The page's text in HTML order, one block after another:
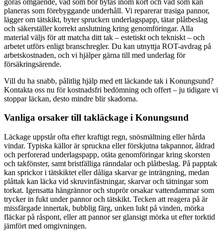
planeras som förebyggande underhåll. Vi reparerar trasiga pannor,
lägger om tätskikt, byter sprucken underlagspapp, tätar plåtbeslag
och säkerställer korrekt anslutning kring genomföringar. Alla
material väljs för att matcha ditt tak – estetiskt och tekniskt – och
arbetet utförs enligt branschregler. Du kan utnyttja ROT-avdrag på
arbetskostnaden, och vi hjälper gärna till med underlag för
försäkringsärende.
Vill du ha snabb, pålitlig hjälp med ett läckande tak i Konungsund?
Kontakta oss nu för kostnadsfri bedömning och offert – ju tidigare vi
stoppar läckan, desto mindre blir skadorna.
Vanliga orsaker till takläckage i Konungsund
Läckage uppstår ofta efter kraftigt regn, snösmältning eller hårda
vindar. Typiska källor är spruckna eller förskjutna takpannor, åldrad
och perforerad underlagspapp, otäta genomföringar kring skorsten
och takfönster, samt bristfälliga ränndalar och plåtbeslag. På papptak
kan sprickor i tätskiktet eller dåliga skarvar ge inträngning, medan
plåttak kan läcka vid skruvinfästningar, skarvar och tätningar som
torkat. Igensatta hängrännor och stuprör orsakar vattendammar som
trycker in fukt under pannor och tätskikt. Tecken att reagera på är
missfärgade innertak, bubblig färg, unken lukt på vinden, mörka
fläckar på råspont, eller att pannor ser glansigt mörka ut efter torktid
jämfört med omgivningen.